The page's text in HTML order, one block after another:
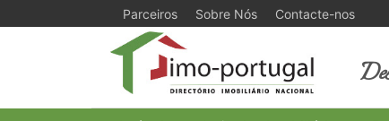
Parceiros Sobre Nós Contacte-nos